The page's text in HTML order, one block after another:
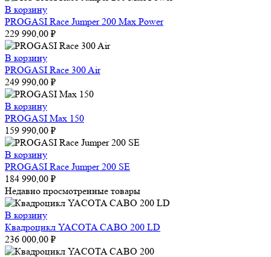
В корзину
PROGASI Race Jumper 200 Max Power
229 990,00 ₽
В корзину
PROGASI Race 300 Air
249 990,00 ₽
В корзину
PROGASI Max 150
159 990,00 ₽
В корзину
PROGASI Race Jumper 200 SE
184 990,00 ₽
Недавно просмотренные товары
В корзину
Квадроцикл YACOTA CABO 200 LD
236 000,00 ₽